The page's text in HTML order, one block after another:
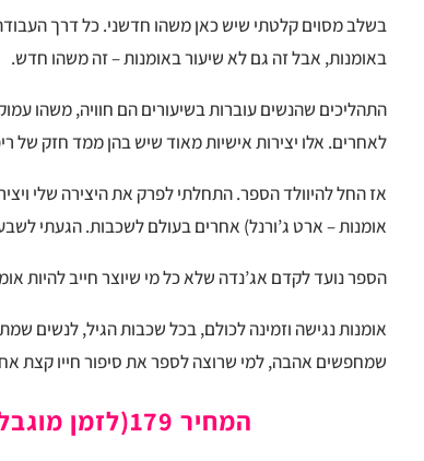
בשלב מסוים קלטתי שיש כאן משהו חדשני. כל דרך
באומנות, אבל זה גם לא שיעור באומנות – זה משהו חדש.
התהליכים שהנשים עוברות בשיעורים הם חוויה, משהו
לאחרים. אלו יצירות אישיות מאוד שיש בהן ממד חזק של
אז החל להיוולד הספר. התחלתי לפרק את היצירה שלי
אומנות – ארט ג’ורנל) אחרים בעולם לשכבות. הגעתי
הספר נועד לקדם אג’נדה שלא כל מי שיוצר חייב להיות
אומנות נגישה וזמינה לכולם, בכל שכבות הגיל, לנשים
שמחפשים אהבה, למי שרוצה לספר את סיפור חייו קצת
המחיר 179(לזמן מוגבל) ש”ח כולל משלוח עם שליח עד הבית